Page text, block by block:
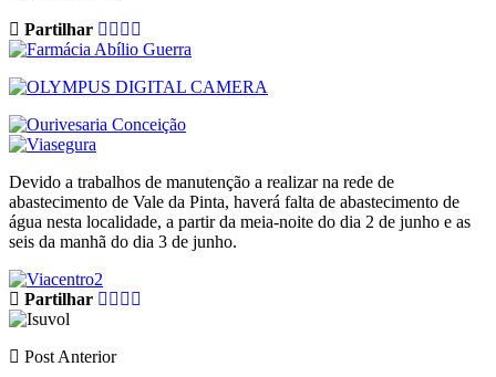
Partilhar
Devido a trabalhos de manutenção a realizar na rede de
abastecimento de Vale da Pinta, haverá falta de abastecimento de
água nesta localidade, a partir da meia-noite do dia 2 de junho e as
seis da manhã do dia 3 de junho.
Partilhar
Post Anterior